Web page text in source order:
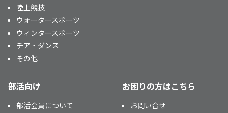
陸上競技
ウォータースポーツ
ウィンタースポーツ
チア・ダンス
その他
部活向け
部活会員について
お困りの方はこちら
お問い合せ